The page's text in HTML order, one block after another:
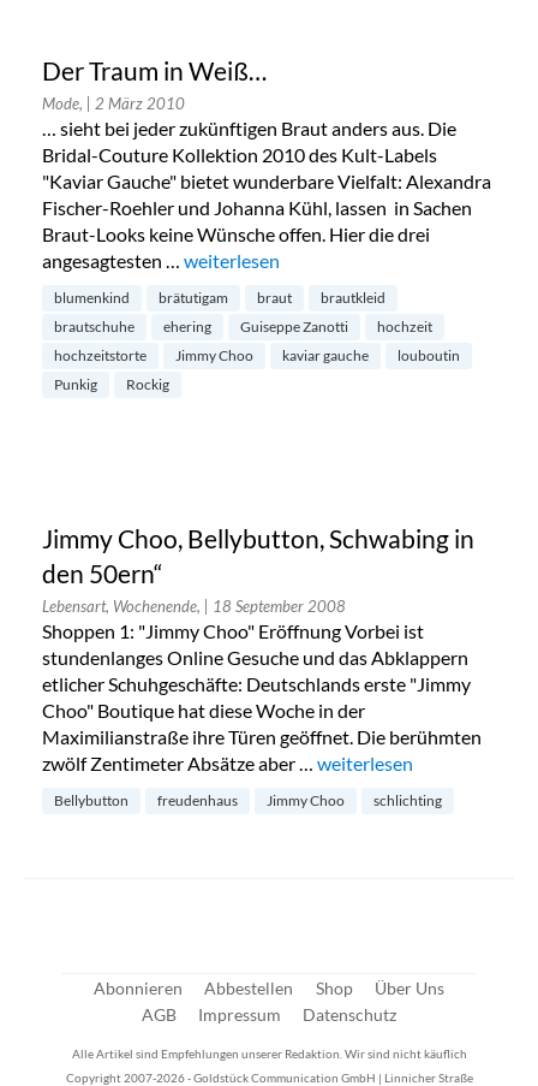
Der Traum in Weiß…
Mode, | 2 März 2010
… sieht bei jeder zukünftigen Braut anders aus. Die
Bridal-Couture Kollektion 2010 des Kult-Labels
"Kaviar Gauche" bietet wunderbare Vielfalt: Alexandra
Fischer-Roehler und Johanna Kühl, lassen in Sachen
Braut-Looks keine Wünsche offen. Hier die drei
angesagtesten … „Der Traum in Weiß…“
weiterlesen
blumenkind brätutigam braut
brautkleid
brautschuhe
ehering Guiseppe Zanotti
hochzeit
hochzeitstorte
Jimmy Choo kaviar gauche
louboutin
Punkig
Rockig
Jimmy Choo, Bellybutton, Schwabing in
den 50ern“
Lebensart, Wochenende, | 18 September 2008
Shoppen 1: "Jimmy Choo" Eröffnung Vorbei ist
stundenlanges Online Gesuche und das Abklappern
etlicher Schuhgeschäfte: Deutschlands erste "Jimmy
Choo" Boutique hat diese Woche in der
Maximilianstraße ihre Türen geöffnet. Die berühmten
zwölf Zentimeter Absätze aber … „Jimmy Choo,
weiterlesen
Bellybutton freudenhaus Jimmy Choo schlichting
Abonnieren Abbestellen Shop
Über Uns
AGB
Impressum Datenschutz
Alle Artikel sind Empfehlungen unserer Redaktion. Wir sind nicht käuflich
Copyright 2007-2026 - Goldstück Communication GmbH | Linnicher Straße